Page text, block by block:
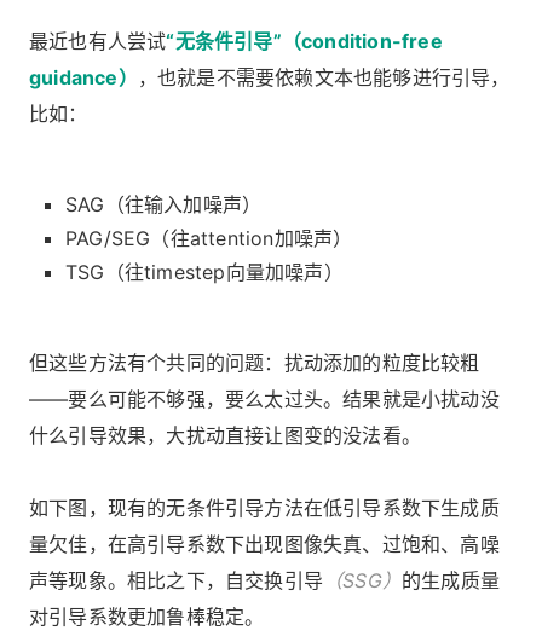
最近也有人尝试“无条件引导”（condition-free
guidance） ，也就是不需要依赖文本也能够进行引导，
比如：
SAG（往输入加噪声）
PAG/SEG（往attention加噪声）
TSG（往timestep向量加噪声）
但这些方法有个共同的问题：扰动添加的粒度比较粗
——要么可能不够强，要么太过头。结果就是小扰动没
什么引导效果，大扰动直接让图变的没法看。
如下图，现有的无条件引导方法在低引导系数下生成质
量欠佳，在高引导系数下出现图像失真、过饱和、高噪
声等现象。相比之下，自交换引导 （SSG） 的生成质量
对引导系数更加鲁棒稳定。